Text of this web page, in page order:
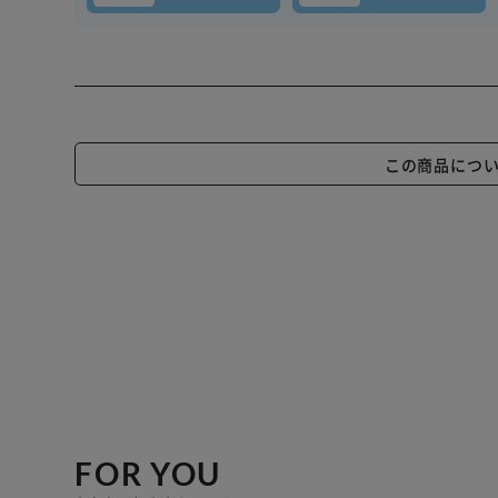
この商品につ
FOR YOU